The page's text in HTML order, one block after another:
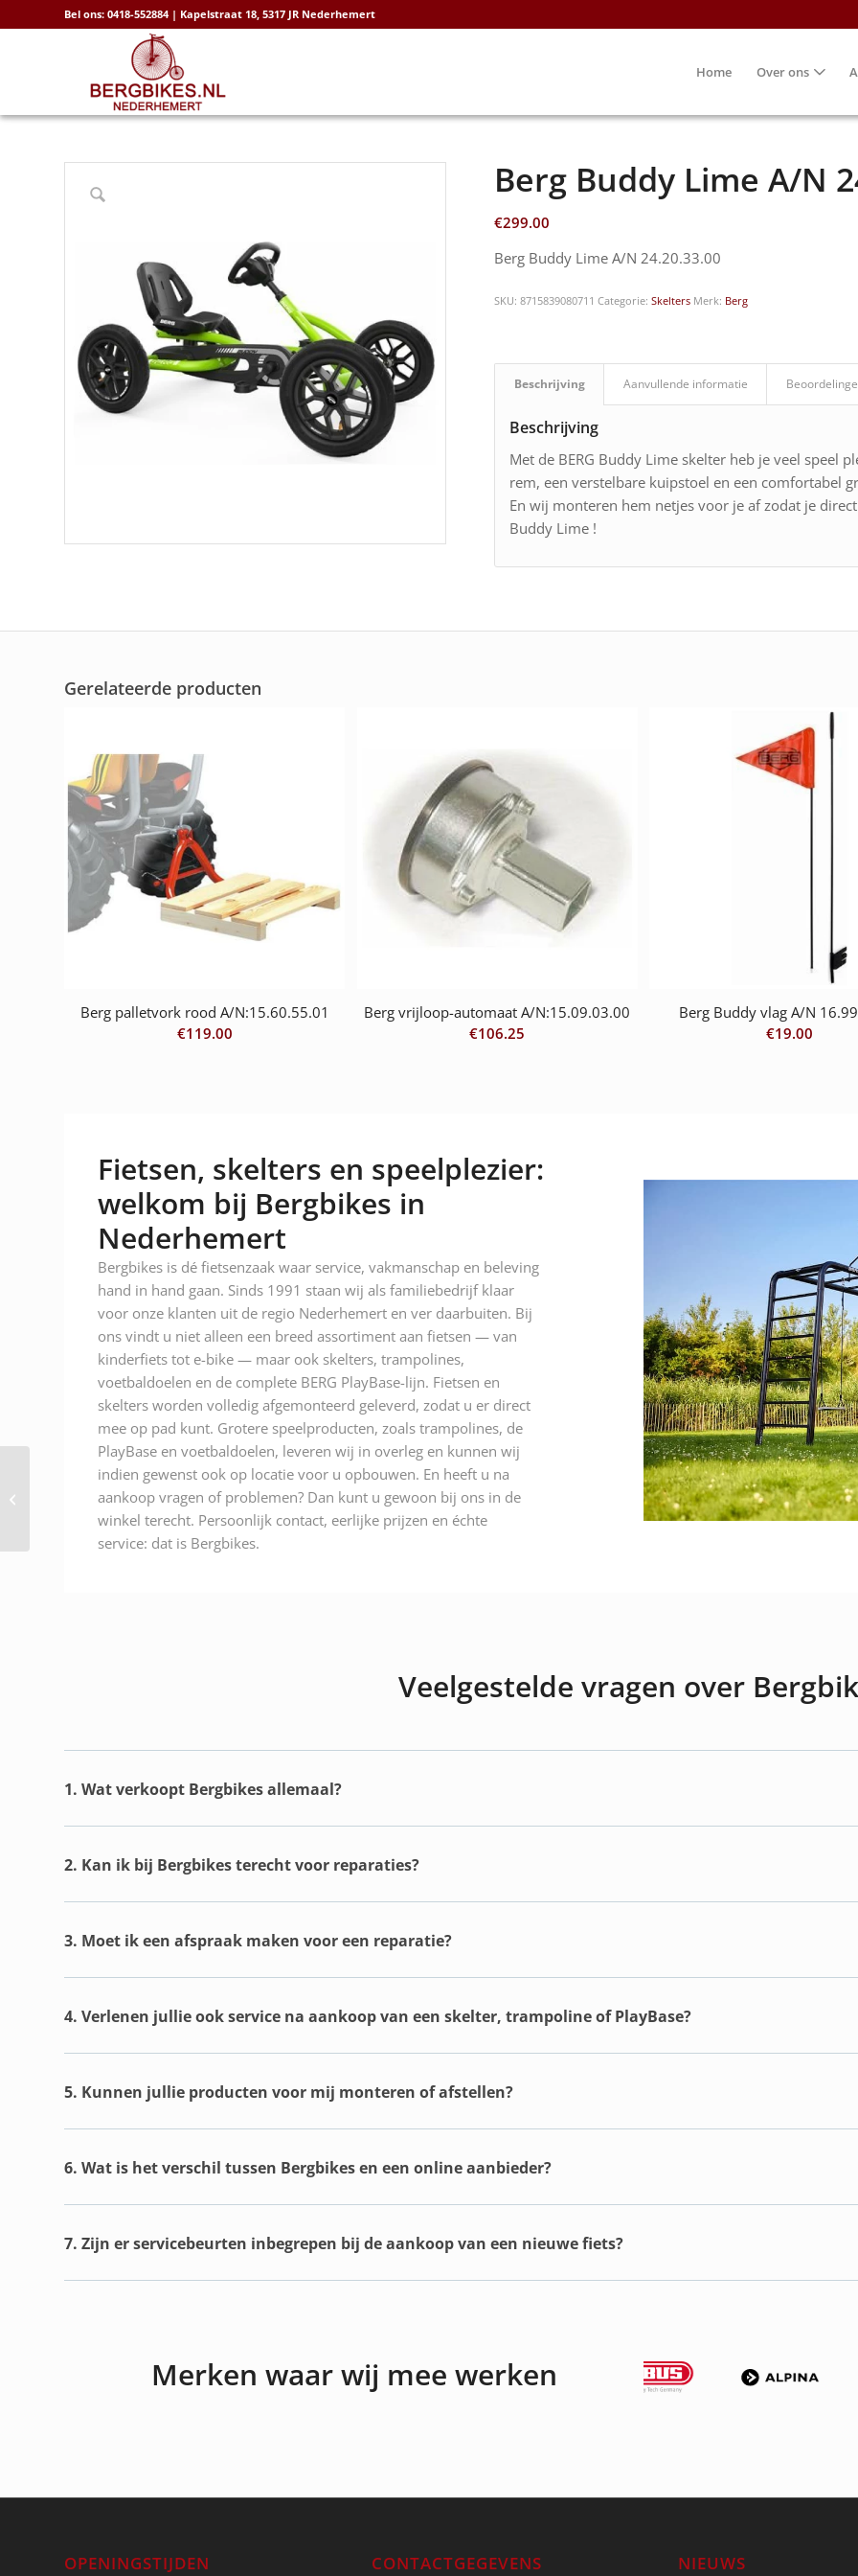
Bel ons: 0418-552884 | Kapelstraat 18, 5317 JR Nederhemert
Home Over ons
Berg Buddy Lime A/N
€299.00
Berg Buddy Lime A/N 24.20.33.00
SKU:8715839080711 Categorie:Skelters Merk: Berg
Beschrijving Aanvullende informatie
Beschrijving
Met de BERG Buddy Lime skelter heb je veel speel
rem, een verstelbare kuipstoel en een comfortabel
En wij monteren hem netjes voor je af zodat je
Buddy Lime !
Gerelateerde producten
Berg palletvork rood A/N:15.60.55.01
€119.00
Berg vrijloop-automaat A/N:15.09.03.00
€106.25
Berg Buddy vlag A/N
€19.00
Fietsen, skelters en speelplezier:
welkom bij Bergbikes in
Nederhemert
Bergbikes is dé fietsenzaak waar service, vakmanschap en beleving
hand in hand gaan. Sinds 1991 staan wij als familiebedrijf klaar
voor onze klanten uit de regio Nederhemert en ver daarbuiten. Bij
ons vindt u niet alleen een breed assortiment aan fietsen — van
kinderfiets tot e-bike — maar ook skelters, trampolines,
voetbaldoelen en de complete BERG PlayBase-lijn. Fietsen en
skelters worden volledig afgemonteerd geleverd, zodat u er direct
mee op pad kunt. Grotere speelproducten, zoals trampolines, de
PlayBase en voetbaldoelen, leveren wij in overleg en kunnen wij
indien gewenst ook op locatie voor u opbouwen. En heeft u na
aankoop vragen of problemen? Dan kunt u gewoon bij ons in de
winkel terecht. Persoonlijk contact, eerlijke prijzen en échte
service: dat is Bergbikes.
Veelgestelde vragen over
1. Wat verkoopt Bergbikes allemaal?
2. Kan ik bij Bergbikes terecht voor reparaties?
3. Moet ik een afspraak maken voor een reparatie?
4. Verlenen jullie ook service na aankoop van een skelter, trampoline of PlayBase?
5. Kunnen jullie producten voor mij monteren of afstellen?
6. Wat is het verschil tussen Bergbikes en een online aanbieder?
7. Zijn er servicebeurten inbegrepen bij de aankoop van een nieuwe fiets?
Merken waar wij mee werken
OPENINGSTIJDEN CONTACTGEGEVENS NIEUWS
Berg XL B super Sport
BFR yellow A/N: